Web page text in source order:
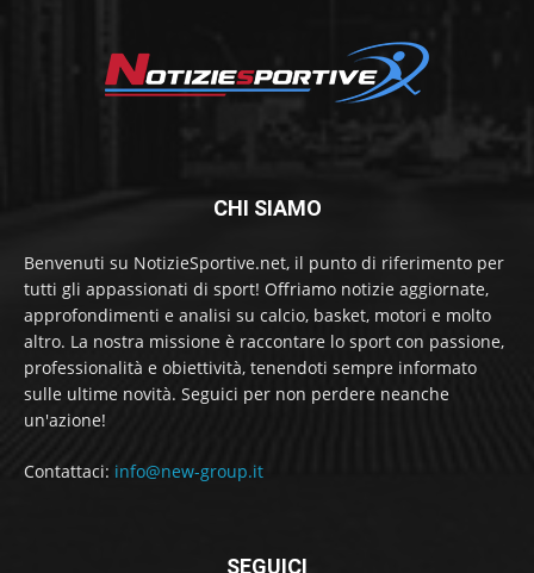
CHI SIAMO
Benvenuti su NotizieSportive.net, il punto di riferimento per
tutti gli appassionati di sport! Offriamo notizie aggiornate,
approfondimenti e analisi su calcio, basket, motori e molto
altro. La nostra missione è raccontare lo sport con passione,
professionalità e obiettività, tenendoti sempre informato
sulle ultime novità. Seguici per non perdere neanche
un'azione!
Contattaci: info@new-group.it
SEGUICI